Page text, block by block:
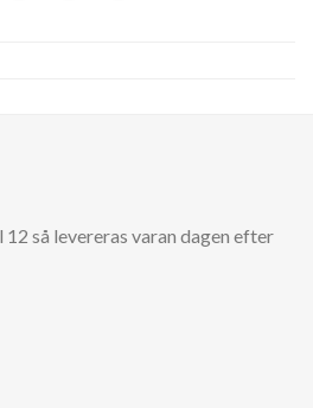
så levereras varan dagen efter